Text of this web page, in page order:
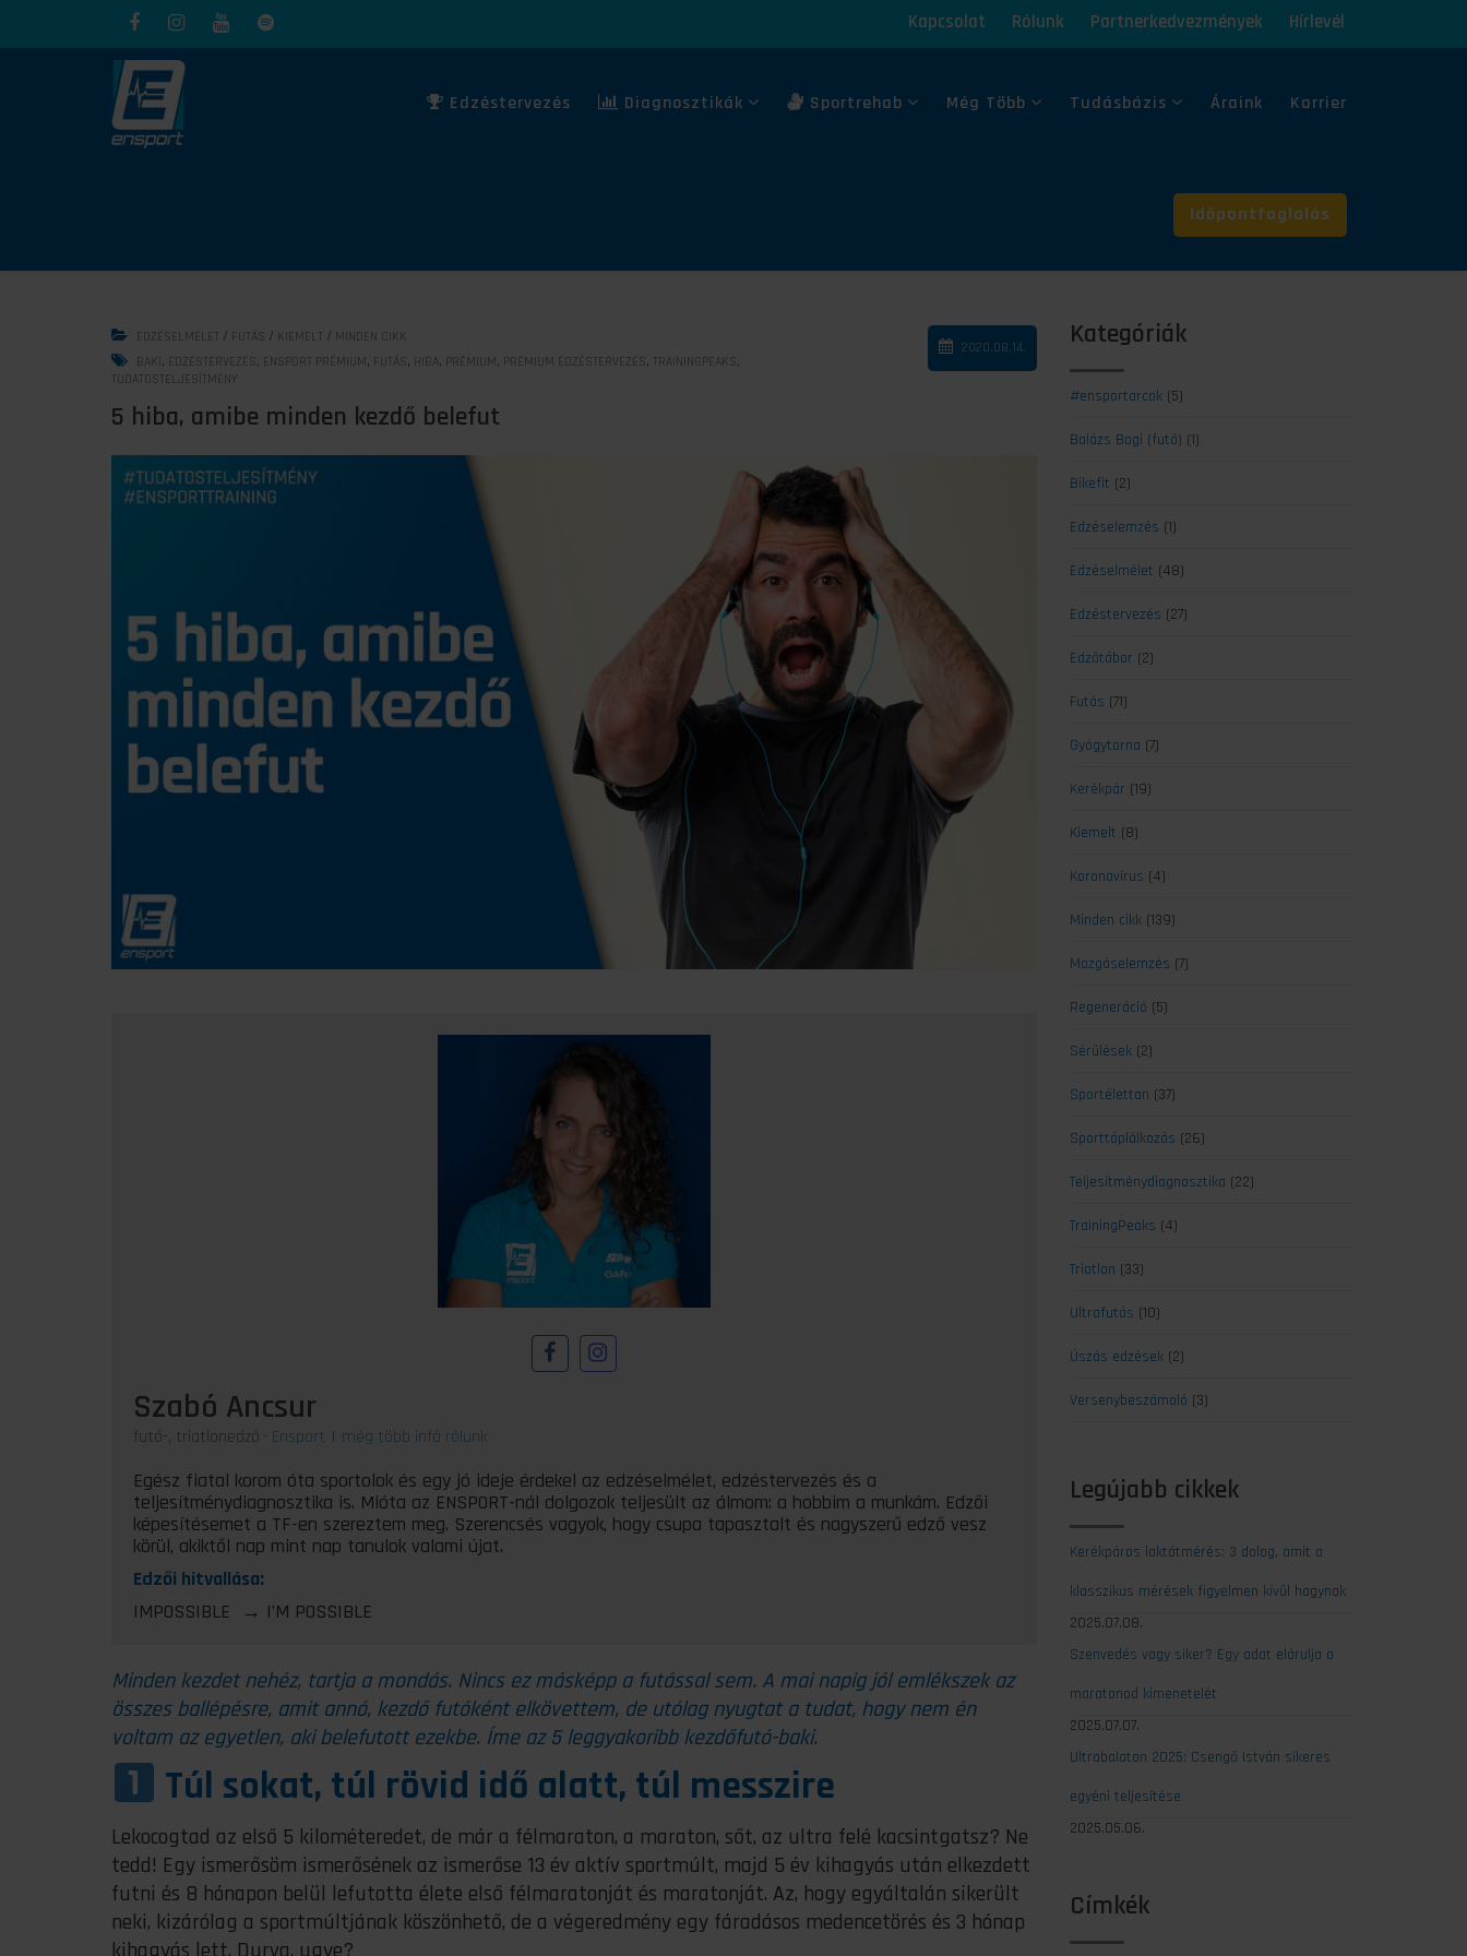
Kapcsolat Rólunk Partnerkedvezmények Hírlevél
Edzéstervezés Diagnosztikák Sportrehab Még Több Tudásbázis Áraink Karrier
Időpontfoglalás
EDZÉSELMÉLET / FUTÁS / KIEMELT / MINDEN CIKK
BAKI, EDZÉSTERVEZÉS, ENSPORT PRÉMIUM, FUTÁS, HIBA, PRÉMIUM, PRÉMIUM EDZÉSTERVEZÉS, TRAININGPEAKS,
TUDATOSTELJESÍTMÉNY
2020.08.14.
5 hiba, amibe minden kezdő belefut
Szabó Ancsur
futó-, triatlonedző - Ensport | még több infó rólunk
Egész fiatal korom óta sportolok és egy jó ideje érdekel az edzéselmélet, edzéstervezés és a
teljesítménydiagnosztika is. Mióta az ENSPORT-nál dolgozok teljesült az álmom: a hobbim a munkám. Edzői
képesítésemet a TF-en szereztem meg. Szerencsés vagyok, hogy csupa tapasztalt és nagyszerű edző vesz
körül, akiktől nap mint nap tanulok valami újat.
Edzői hitvallása:
IMPOSSIBLE → I’M POSSIBLE
Minden kezdet nehéz, tartja a mondás. Nincs ez másképp a futással sem. A mai napig jól emlékszek az
összes ballépésre, amit annó, kezdő futóként elkövettem, de utólag nyugtat a tudat, hogy nem én
voltam az egyetlen, aki belefutott ezekbe. Íme az 5 leggyakoribb kezdőfutó-baki.
Túl sokat, túl rövid idő alatt, túl messzire
Lekocogtad az első 5 kilométeredet, de már a félmaraton, a maraton, sőt, az ultra felé kacsintgatsz? Ne
tedd! Egy ismerősöm ismerősének az ismerőse 13 év aktív sportmúlt, majd 5 év kihagyás után elkezdett
futni és 8 hónapon belül lefutotta élete első félmaratonját és maratonját. Az, hogy egyáltalán sikerült
neki, kizárólag a sportmúltjának köszönhető, de a végeredmény egy fáradásos medencetörés és 3 hónap
Kategóriák
#ensportarcok(5)
Balázs Bogi (futó) (1)
Bikefit (2)
Edzéselemzés (1)
Edzéselmélet (48)
Edzéstervezés (27)
Edzőtábor (2)
Futás (71)
Gyógytorna (7)
Kerékpár (19)
Kiemelt (8)
Koronavírus (4)
Minden cikk(139)
Mozgáselemzés (7)
Regeneráció (5)
Sérülések(2)
Sportélettan (37)
Sporttáplálkozás (26)
Teljesítménydiagnosztika (22)
TrainingPeaks (4)
Triatlon (33)
Ultrafutás (10)
Úszás edzések(2)
Versenybeszámoló (3)
Legújabb cikkek
Kerékpáros laktátmérés: 3 dolog, amit a
klasszikus mérések figyelmen kívül hagynak
2025.07.08.
Szenvedés vagy siker? Egy adat elárulja a
maratonod kimenetelét
2025.07.07.
Ultrabalaton 2025: Csengő István sikeres
egyéni teljesítése
2025.05.06.
Címkék